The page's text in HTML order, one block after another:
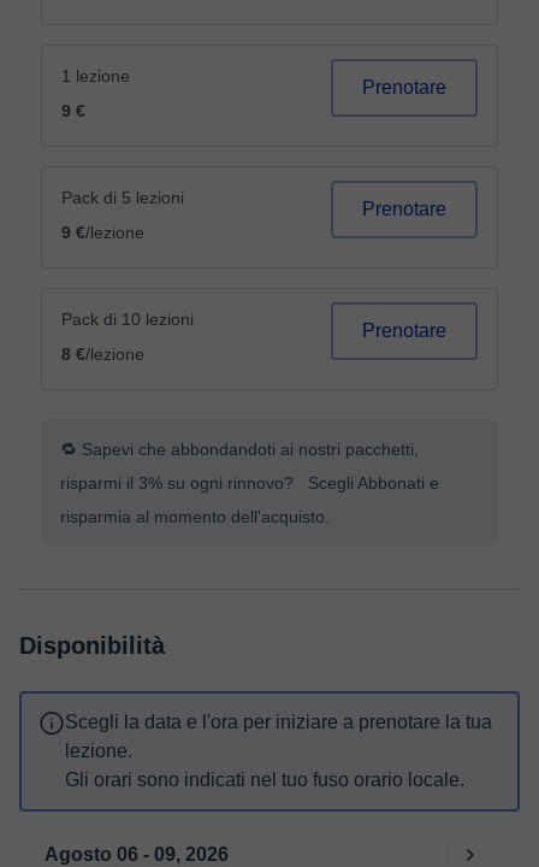
1 lezione
9 €
Prenotare
Pack di 5 lezioni
9 €/lezione
Prenotare
Pack di 10 lezioni
8 €/lezione
Prenotare
🔁 Sapevi che abbondandoti ai nostri pacchetti,
risparmi il 3% su ogni rinnovo? Scegli Abbonati e
risparmia al momento dell'acquisto.
Disponibilità
Scegli la data e l'ora per iniziare a prenotare la tua
lezione.
Gli orari sono indicati nel tuo fuso orario locale.
Agosto 06 - 09, 2026